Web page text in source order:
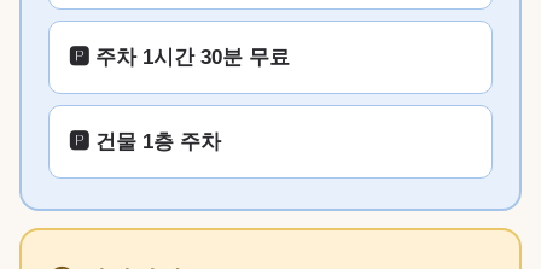
🅿️ 주차 1시간 30분 무료
🅿️ 건물 1층 주차